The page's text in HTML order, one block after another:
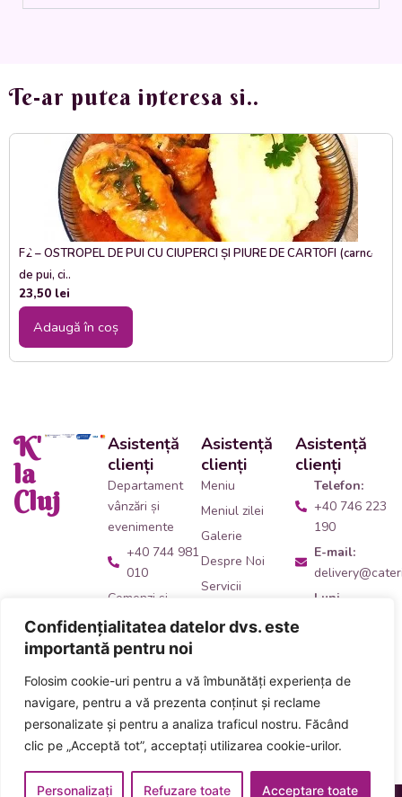
Confidențialitatea datelor dvs. este
importantă pentru noi
Folosim cookie-uri pentru a vă îmbunătăți experiența de
navigare, pentru a vă prezenta conținut și reclame
personalizate și pentru a analiza traficul nostru. Făcând
clic pe „Acceptă tot”, acceptați utilizarea cookie-urilor.
Personalizați Refuzare toate Acceptare toate
Te-ar putea interesa si..
F2 – OSTROPEL DE PUI CU CIUPERCI ȘI PIURE DE CARTOFI (carne
de pui, ci..
23,50 lei
Adaugă în coș
K'
la
Cluj
Asistență
clienți
Departament
vânzări și
evenimente
+40 744 981
010
Comenzi și
livrări catering
+40 746 223
Acceptăm plata
numerar și card
inclusiv carduri
de masă
Asistență
clienți
Meniu
Meniul zilei
Galerie
Despre Noi
Servicii
Asistență
clienți
Telefon:
+40 746 223
190
E-mail:
Luni -
Adresă:
găsești